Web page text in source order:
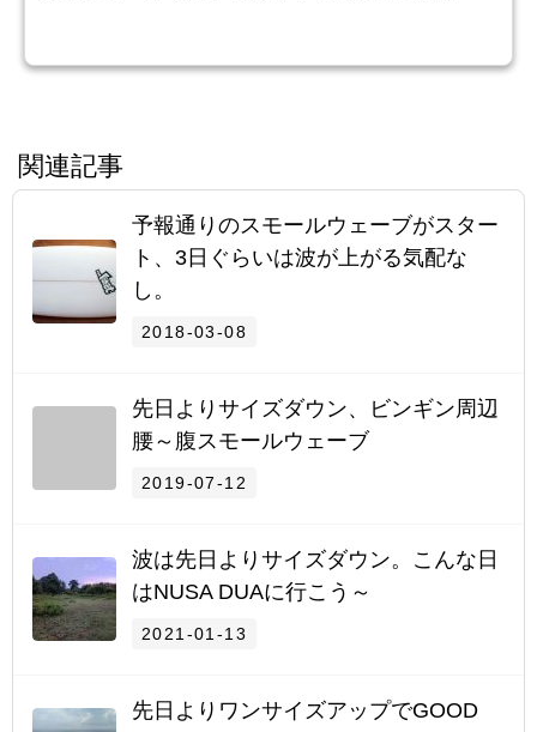
関連記事
予報通りのスモールウェーブがスター
ト、3日ぐらいは波が上がる気配な
し。
2018-03-08
先日よりサイズダウン、ビンギン周辺
腰～腹スモールウェーブ
2019-07-12
波は先日よりサイズダウン。こんな日
はNUSA DUAに行こう～
2021-01-13
先日よりワンサイズアップでGOOD